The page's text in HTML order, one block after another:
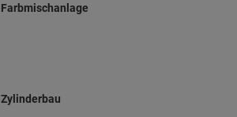
Farbmischanlage
Zylinderbau